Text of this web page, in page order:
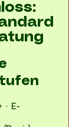
· E-